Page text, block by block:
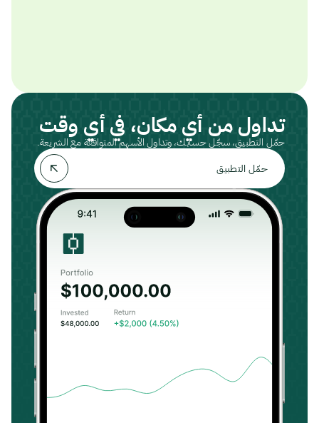
تداول من أي مكان، في أي وقت
حمّل التطبيق، سجّل حسابك، وتداول الأسهم المتوافقة مع الشريعة.
حمّل التطبيق